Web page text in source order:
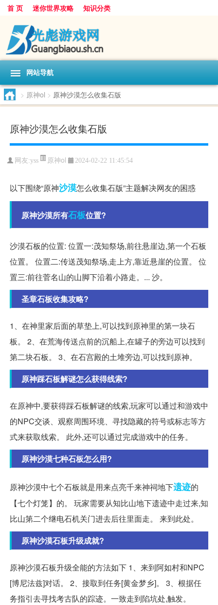
首 页 迷你世界攻略 知识分类
网站导航
> 原神ol > 原神沙漠怎么收集石版
原神沙漠怎么收集石版
网友:yss 原神ol 2024-02-22 11:45:54
以下围绕“原神沙漠怎么收集石版”主题解决网友的困惑
原神沙漠所有石板位置?
沙漠石板的位置: 位置一:茂知祭场,前往悬崖边,第一个石板
位置。 位置二:传送茂知祭场,走上方,靠近悬崖的位置。 位
置三:前往菅名山的山脚下沿着小路走。... 沙。
圣章石板收集攻略?
1、在神里家后面的草垫上,可以找到原神里的第一块石
板。 2、在荒海传送点前的沉船上,在罐子的旁边可以找到
第二块石板。 3、在石宫殿的土堆旁边,可以找到原神。
原神踩石板解谜怎么获得线索?
在原神中,要获得踩石板解谜的线索,玩家可以通过和游戏中
的NPC交谈、观察周围环境、寻找隐藏的符号或标志等方
式来获取线索。 此外,还可以通过完成游戏中的任务。
原神沙漠七种石板怎么用?
原神沙漠中七个石板就是用来点亮千来神祠地下遗迹的
【七个灯笼】的。 玩家需要从知比山地下遗迹中走过来,知
比山第二个继电石机关门进去后往里面走。 来到此处。
原神沙漠石板升级成就?
原神沙漠石板升级全能的方法如下 1、来到阿如村和NPC
[博尼法兹]对话。 2、接取到任务[黄金梦乡]。 3、根据任
务指引去寻找考古队的踪迹。一致走到陷坑处,触发。